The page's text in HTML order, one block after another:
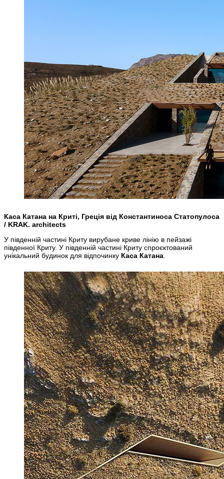
Каса Катана на Криті, Греція від Константиноса Статопулоса
/ KRAK. architects
У південній частині Криту вирубане криве лінію в пейзажі
південної Криту. У південній частині Криту спроєктований
унікальний будинок для відпочинку Каса Катана.